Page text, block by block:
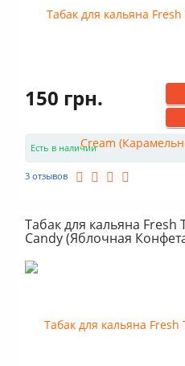
150 грн.
Есть в наличии
3 отзывов
Табак для кальяна Fresh
Candy (Яблочная